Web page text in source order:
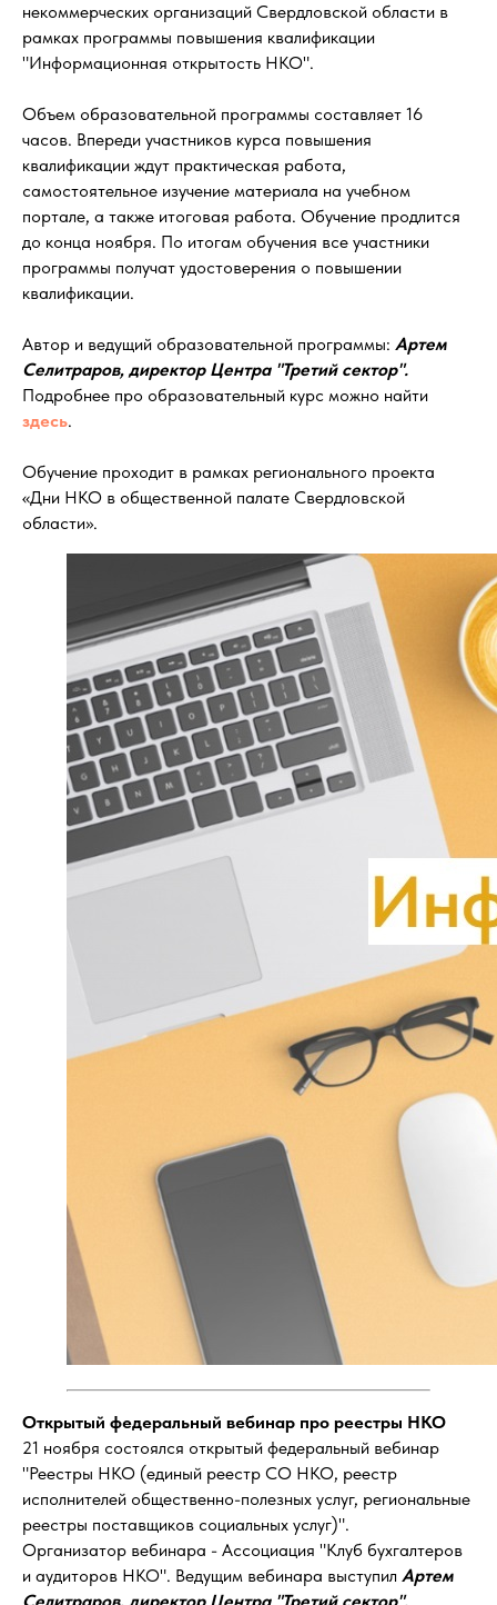
некоммерческих организаций Свердловской области в
рамках программы повышения квалификации
"Информационная открытость НКО".
Объем образовательной программы составляет 16
часов. Впереди участников курса повышения
квалификации ждут практическая работа,
самостоятельное изучение материала на учебном
портале, а также итоговая работа. Обучение продлится
до конца ноября. По итогам обучения все участники
программы получат удостоверения о повышении
квалификации.
Автор и ведущий образовательной программы: Артем
Селитраров, директор Центра "Третий сектор".
Подробнее про образовательный курс можно найти
здесь.
Обучение проходит в рамках регионального проекта
«Дни НКО в общественной палате Свердловской
области».
Открытый федеральный вебинар про реестры НКО
21 ноября состоялся открытый федеральный вебинар
"Реестры НКО (единый реестр СО НКО, реестр
исполнителей общественно-полезных услуг, региональные
реестры поставщиков социальных услуг)".
Организатор вебинара - Ассоциация "Клуб бухгалтеров
и аудиторов НКО". Ведущим вебинара выступил Артем